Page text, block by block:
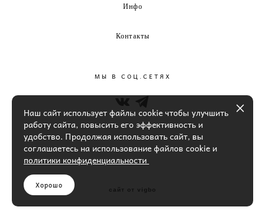
Инфо
Контакты
МЫ В СОЦ.СЕТЯХ
сайт от vigbo
Наш сайт использует файлы cookie чтобы улучшить
работу сайта, повысить его эффективность и
удобство. Продолжая использовать сайт, вы
соглашаетесь на использование файлов cookie и
политики конфиденциальности
Хорошо